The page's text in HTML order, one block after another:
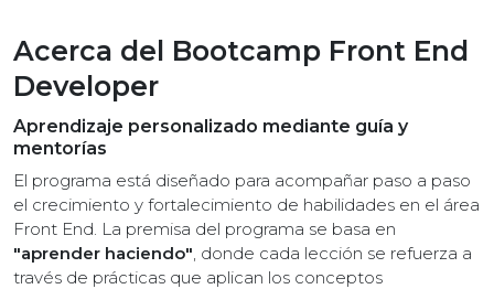
Acerca del Bootcamp Front End
Developer
Aprendizaje personalizado mediante guía y
mentorías
El programa está diseñado para acompañar paso a paso
el crecimiento y fortalecimiento de habilidades en el área
Front End. La premisa del programa se basa en
"aprender haciendo", donde cada lección se refuerza a
través de prácticas que aplican los conceptos